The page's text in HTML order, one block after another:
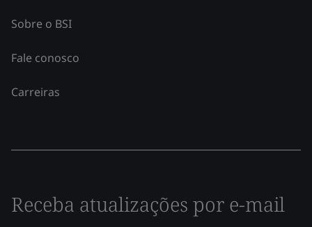
Sobre o BSI
Fale conosco
Carreiras
Receba atualizações por e-mail